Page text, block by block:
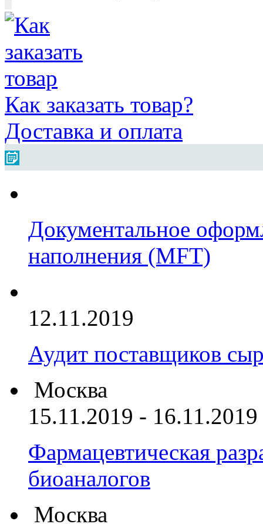
Как заказать товар?
Доставка и оплата
Документальное
наполнения (MFT)
12.11.2019
Аудит поставщиков
Москва
15.11.2019 - 16.11.2019
Фармацевтическая
биоаналогов
Москва